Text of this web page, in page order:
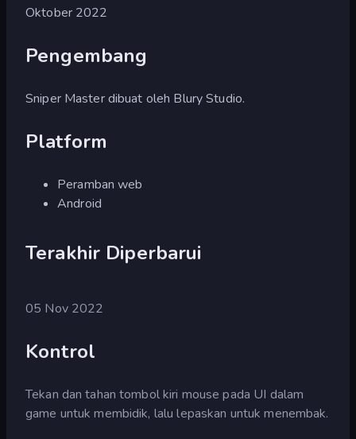
Oktober 2022
Pengembang
Sniper Master dibuat oleh Blury Studio.
Platform
Peramban web
Android
Terakhir Diperbarui
05 Nov 2022
Kontrol
Tekan dan tahan tombol kiri mouse pada UI dalam
game untuk membidik, lalu lepaskan untuk menembak.